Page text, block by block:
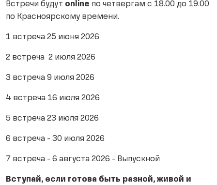
Встречи будут online по четвергам с 18.00 до 19.00
по Красноярскому времени.
1 встреча 25 июня 2026
2 встреча 2 июля 2026
3 встреча 9 июля 2026
4 встреча 16 июля 2026
5 встреча 23 июля 2026
6 встреча - 30 июля 2026
7 встреча - 6 августа 2026 - Выпускной
Вступай, если готова быть разной, живой и